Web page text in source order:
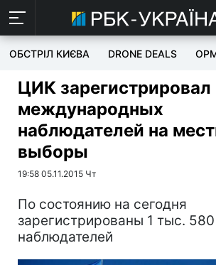
ОБСТРІЛ КИЄВА DRONE DEALS
ЦИК зарегистрировал
международных
наблюдателей на
выборы
19:58 05.11.2015 Чт
По состоянию на сегодня
зарегистрированы 1 тыс. 580
наблюдателей